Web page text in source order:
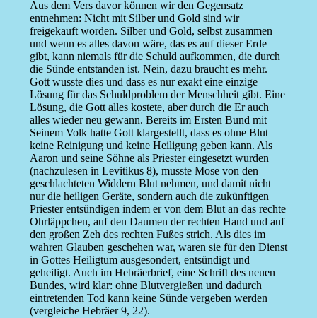
Aus dem Vers davor können wir den Gegensatz
entnehmen: Nicht mit Silber und Gold sind wir
freigekauft worden. Silber und Gold, selbst zusammen
und wenn es alles davon wäre, das es auf dieser Erde
gibt, kann niemals für die Schuld aufkommen, die durch
die Sünde entstanden ist. Nein, dazu braucht es mehr.
Gott wusste dies und dass es nur exakt eine einzige
Lösung für das Schuldproblem der Menschheit gibt. Eine
Lösung, die Gott alles kostete, aber durch die Er auch
alles wieder neu gewann. Bereits im Ersten Bund mit
Seinem Volk hatte Gott klargestellt, dass es ohne Blut
keine Reinigung und keine Heiligung geben kann. Als
Aaron und seine Söhne als Priester eingesetzt wurden
(nachzulesen in Levitikus 8), musste Mose von den
geschlachteten Widdern Blut nehmen, und damit nicht
nur die heiligen Geräte, sondern auch die zukünftigen
Priester entsündigen indem er von dem Blut an das rechte
Ohrläppchen, auf den Daumen der rechten Hand und auf
den großen Zeh des rechten Fußes strich. Als dies im
wahren Glauben geschehen war, waren sie für den Dienst
in Gottes Heiligtum ausgesondert, entsündigt und
geheiligt. Auch im Hebräerbrief, eine Schrift des neuen
Bundes, wird klar: ohne Blutvergießen und dadurch
eintretenden Tod kann keine Sünde vergeben werden
(vergleiche Hebräer 9, 22).